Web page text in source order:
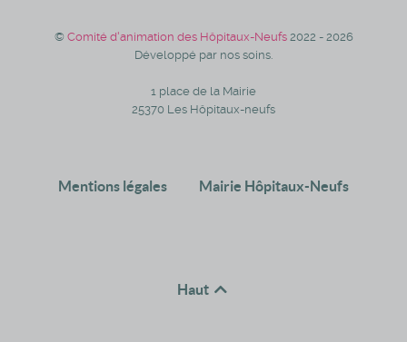
© Comité d'animation des Hôpitaux-Neufs 2022 - 2026
Développé par nos soins.
1 place de la Mairie
25370 Les Hôpitaux-neufs
Mentions légales Mairie Hôpitaux-Neufs
Haut